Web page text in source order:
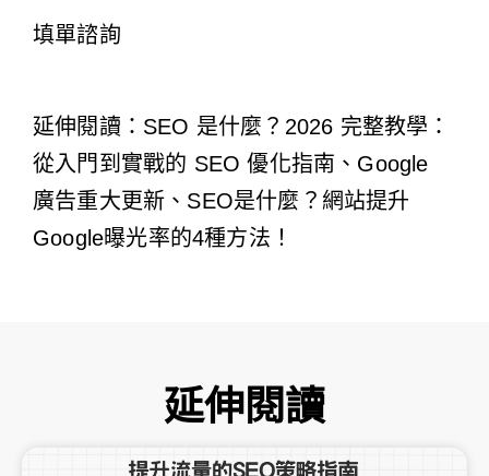
填單諮詢
延伸閱讀： SEO 是什麼？2026 完整教學：
從入門到實戰的 SEO 優化指南 、Google
廣告重大更新、 SEO是什麼？網站提升
Google曝光率的4種方法！
延伸閱讀
頁 頁 頁 頁 頁